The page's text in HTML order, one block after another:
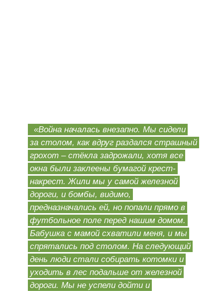
«Война началась внезапно. Мы сидели
за столом, как вдруг раздался страшный
грохот – стёкла задрожали, хотя все
окна были заклеены бумагой крест-
накрест. Жили мы у самой железной
дороги, и бомбы, видимо,
предназначались ей, но попали прямо в
футбольное поле перед нашим домом.
Бабушка с мамой схватили меня, и мы
спрятались под столом. На следующий
день люди стали собирать котомки и
уходить в лес подальше от железной
дороги. Мы не успели дойти и